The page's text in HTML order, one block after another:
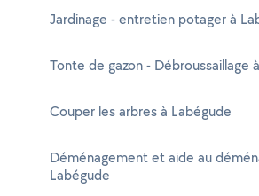
Jardinage - entretien potager à
Tonte de gazon - Débroussaillage
Couper les arbres à Labégude
Déménagement et aide au
Labégude